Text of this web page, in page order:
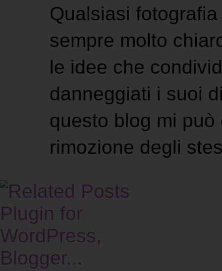
Qualsiasi
sempre molto
le idee che
danneggiati i suoi
questo blog mi
rimozione degli